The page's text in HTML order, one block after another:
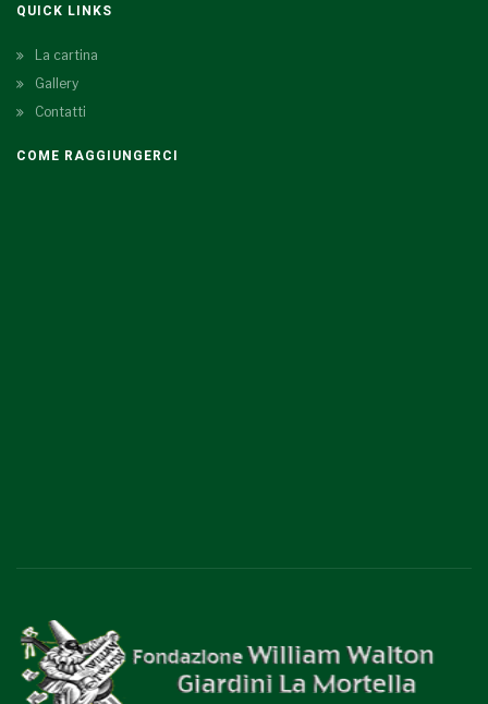
QUICK LINKS
La cartina
Gallery
Contatti
COME RAGGIUNGERCI